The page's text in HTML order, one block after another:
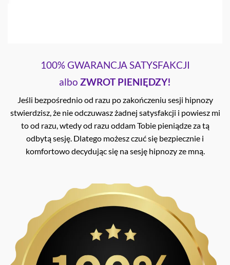
100% GWARANCJA SATYSFAKCJI
albo ZWROT PIENIĘDZY!
Jeśli bezpośrednio od razu po zakończeniu sesji hipnozy
stwierdzisz, że nie odczuwasz żadnej satysfakcji i powiesz mi
to od razu, wtedy od razu oddam Tobie pieniądze za tą
odbytą sesję. Dlatego możesz czuć się bezpiecznie i
komfortowo decydując się na sesję hipnozy ze mną.